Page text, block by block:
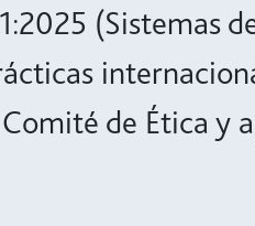
(Sistemas
de Ética y